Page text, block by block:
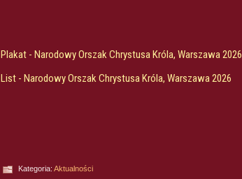
Plakat - Narodowy Orszak Chrystusa Króla, Warszawa 2026
List - Narodowy Orszak Chrystusa Króla, Warszawa 2026
Kategoria: Aktualności